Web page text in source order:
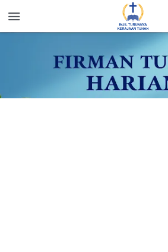
Firman Tuhan Harian:
Tuhan | Kutipan 57
20 November 2020